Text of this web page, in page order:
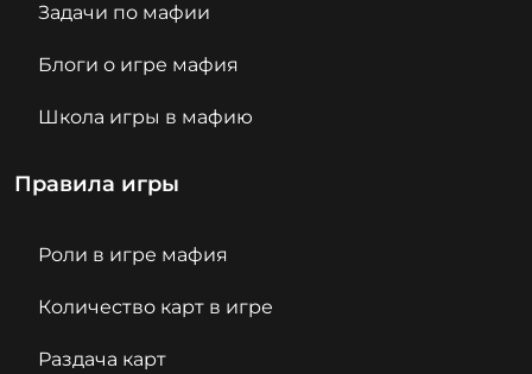
Задачи по мафии
Блоги о игре мафия
Школа игры в мафию
Правила игры
Роли в игре мафия
Количество карт в игре
Раздача карт